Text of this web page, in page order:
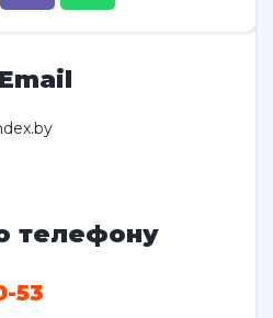
телефону
53